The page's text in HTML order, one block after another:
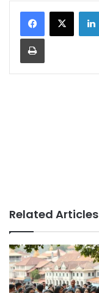
Print
Related Articles